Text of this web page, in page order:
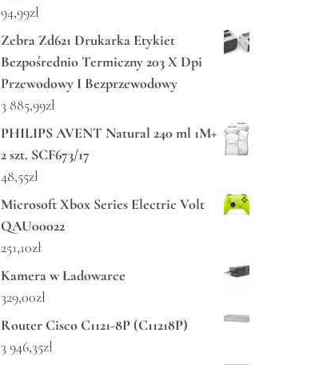
94,99zł
Zebra Zd621 Drukarka Etykiet
Bezpośrednio Termiczny 203 X Dpi
Przewodowy I Bezprzewodowy
3 885,99zł
PHILIPS AVENT Natural 240 ml 1M+
2 szt. SCF673/17
48,55zł
Microsoft Xbox Series Electric Volt
QAU00022
251,10zł
Kamera w Ładowarce
329,00zł
Router Cisco C1121-8P (C11218P)
3 946,35zł